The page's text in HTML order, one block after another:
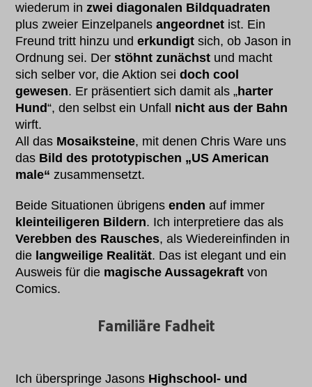
wiederum inzwei diagonalen Bildquadraten
plus zweier Einzelpanelsangeordnet ist. Ein
Freund tritt hinzu underkundigt sich, ob Jason in
Ordnung sei. Derstöhnt zunächst und macht
sich selber vor, die Aktion seidoch cool
gewesen. Er präsentiert sich damit als „harter
Hund“, den selbst ein Unfall nicht aus der Bahn
wirft.
All das Mosaiksteine, mit denen Chris Ware uns
das Bild des prototypischen „US American
male“ zusammensetzt.
Beide Situationen übrigensenden auf immer
kleinteiligeren Bildern. Ich interpretiere das als
Verebben des Rausches, als Wiedereinfinden in
die langweilige Realität. Das ist elegant und ein
Ausweis für die magische Aussagekraft von
Comics.
Familiäre Fadheit
Ich überspringe Jasons Highschool- und